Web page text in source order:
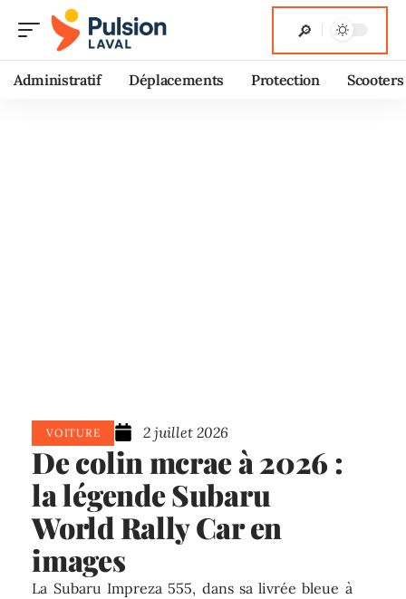
Administratif Déplacements Protection Scooters
VOITURE 2 juillet 2026
De colin mcrae à 2026 :
la légende Subaru
World Rally Car en
images
La Subaru Impreza 555, dans sa livrée bleue à